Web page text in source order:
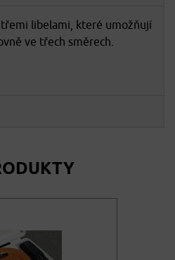
třemi libelami, které umožňují
ve třech směrech.